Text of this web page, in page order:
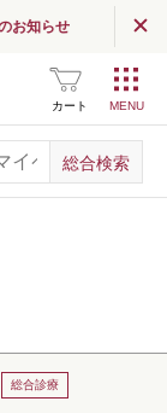
お知らせ
カート
総合診療